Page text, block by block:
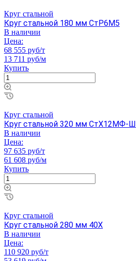
Круг стальной
Круг стальной 180 мм СтР6М5
В наличии
Цена:
68 555 руб/т
13 711 руб/м
Купить
Круг стальной
Круг стальной 320 мм СтХ12МФ-Ш
В наличии
Цена:
97 635 руб/т
61 608 руб/м
Купить
Круг стальной
Круг стальной 280 мм 40Х
В наличии
Цена:
110 920 руб/т